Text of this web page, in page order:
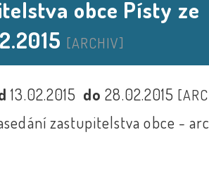
obce Písty ze
[ARCHIV]
13.02.2015 do28.02.2015
zastupitelstva obce -